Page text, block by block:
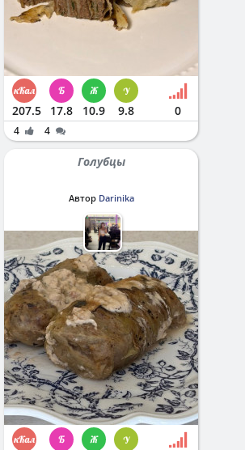
207.5 17.8 10.9 9.8 0
4 4
Голубцы
Автор Darinika